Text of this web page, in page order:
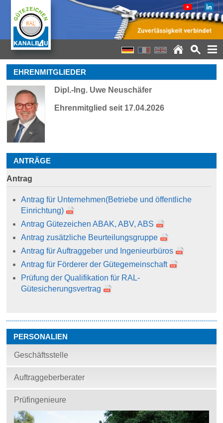
EHRENMITGLIEDER
Dipl.-Ing. Uwe Neuschäfer
Ehrenmitglied seit 17.04.2026
ANTRÄGE
Antrag
Antrag für Unternehmen(Betriebe und öffentliche
Einrichtung)
Antrag Gütezeichen ABAK, ABV, ABS
Antrag zusätzliche Beurteilungsgruppe
Antrag für Auftraggeber und Ingenieurbüros
Antrag für Förderer der Gütegemeinschaft
Prüfung der Qualifikation für RAL-
Gütesicherungsvertrag
PERSONALIEN
Geschäftsstelle
Auftraggeberberater
Prüfingenieure